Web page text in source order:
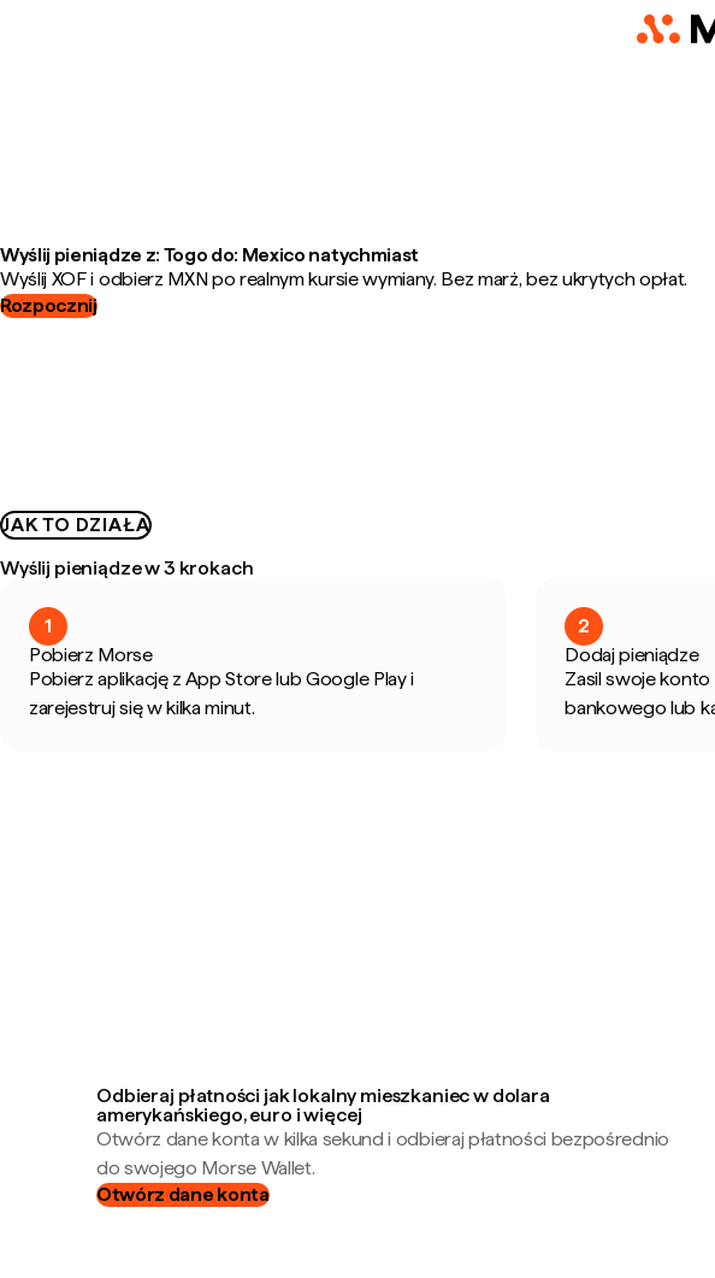
Wyślij pieniądze z: Togo do: Mexico natychmiast
Wyślij XOF i odbierz MXN po realnym kursie wymiany. Bez marż, bez ukrytych opłat.
Rozpocznij
JAK TO DZIAŁA
Wyślij pieniądze w 3 krokach
1
Pobierz Morse
Pobierz aplikację z App Store lub Google Play i
zarejestruj się w kilka minut.
2
Dodaj pieniądze
Zasil swoje
bankowego lub
Odbieraj płatności jak lokalny mieszkaniec w dolara
amerykańskiego, euro i więcej
Otwórz dane konta w kilka sekund i odbieraj płatności bezpośrednio
do swojego Morse Wallet.
Otwórz dane konta